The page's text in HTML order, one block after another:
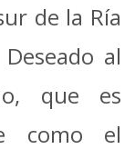
de la Ría
al
que es
como el